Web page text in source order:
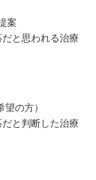
案
と思われる治療
の方）
と判断した治療